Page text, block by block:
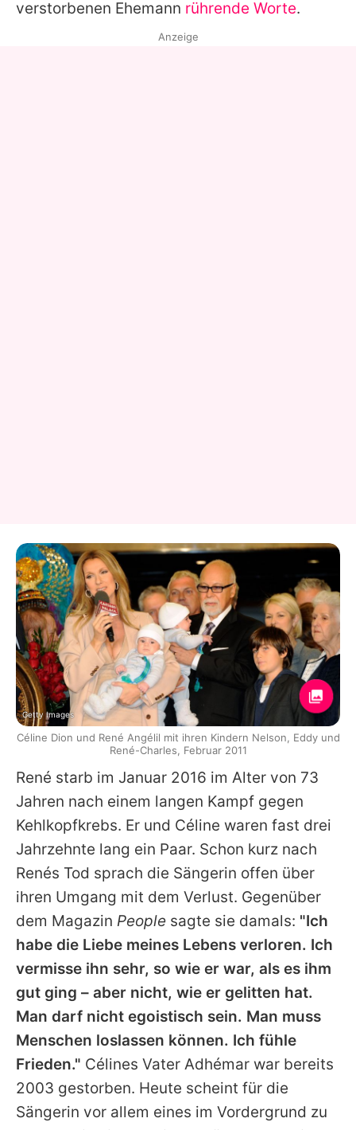
verstorbenen Ehemann rührende Worte.
René starb im Januar 2016 im Alter von 73
Jahren nach einem langen Kampf gegen
Kehlkopfkrebs. Er und Céline waren fast drei
Jahrzehnte lang ein Paar. Schon kurz nach
Renés Tod sprach die Sängerin offen über
ihren Umgang mit dem Verlust. Gegenüber
dem Magazin People sagte sie damals: "Ich
habe die Liebe meines Lebens verloren. Ich
vermisse ihn sehr, so wie er war, als es ihm
gut ging – aber nicht, wie er gelitten hat.
Man darf nicht egoistisch sein. Man muss
Menschen loslassen können. Ich fühle
Frieden." Célines Vater Adhémar war bereits
2003 gestorben. Heute scheint für die
Sängerin vor allem eines im Vordergrund zu
Anzeige
Getty Images
Céline Dion und René Angélil mit ihren Kindern Nelson, Eddy und
René-Charles, Februar 2011